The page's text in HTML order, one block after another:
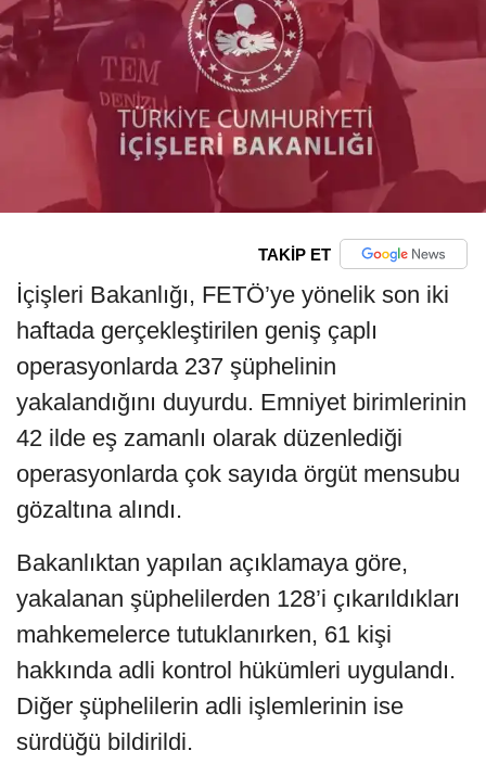
TAKİP ET
İçişleri Bakanlığı, FETÖ’ye yönelik son iki
haftada gerçekleştirilen geniş çaplı
operasyonlarda 237 şüphelinin
yakalandığını duyurdu. Emniyet birimlerinin
42 ilde eş zamanlı olarak düzenlediği
operasyonlarda çok sayıda örgüt mensubu
gözaltına alındı.
Bakanlıktan yapılan açıklamaya göre,
yakalanan şüphelilerden 128’i çıkarıldıkları
mahkemelerce tutuklanırken, 61 kişi
hakkında adli kontrol hükümleri uygulandı.
Diğer şüphelilerin adli işlemlerinin ise
sürdüğü bildirildi.